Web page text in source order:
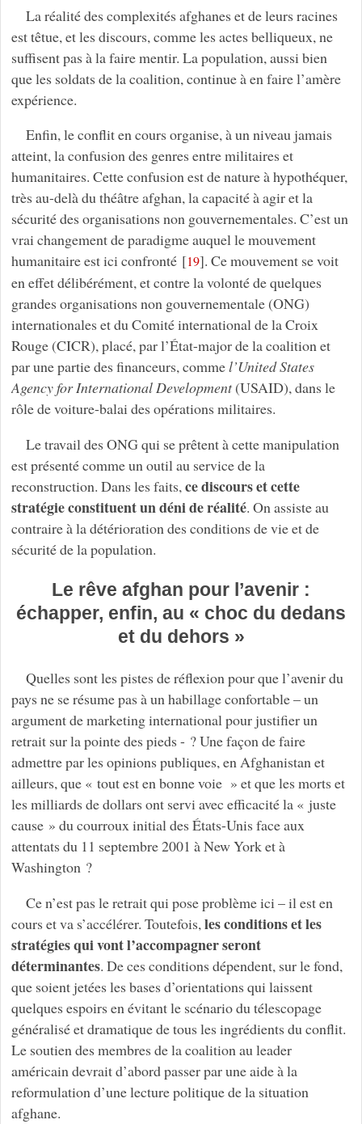
La réalité des complexités afghanes et de leurs racines
est têtue, et les discours, comme les actes belliqueux, ne
suffisent pas à la faire mentir. La population, aussi bien
que les soldats de la coalition, continue à en faire l’amère
expérience.
Enfin, le conflit en cours organise, à un niveau jamais
atteint, la confusion des genres entre militaires et
humanitaires. Cette confusion est de nature à hypothéquer,
très au-delà du théâtre afghan, la capacité à agir et la
sécurité des organisations non gouvernementales. C’est un
vrai changement de paradigme auquel le mouvement
humanitaire est ici confronté[19]. Ce mouvement se voit
en effet délibérément, et contre la volonté de quelques
grandes organisations non gouvernementale (ONG)
internationales et du Comité international de la Croix
Rouge (CICR), placé, par l’État-major de la coalition et
par une partie des financeurs, commel’United States
Agency for International Development(USAID), dans le
rôle de voiture-balai des opérations militaires.
Le travail des ONG qui se prêtent à cette manipulation
est présenté comme un outil au service de la
reconstruction. Dans les faits,ce discours et cette
stratégie constituent un déni de réalité. On assiste au
contraire à la détérioration des conditions de vie et de
sécurité de la population.
Le rêve afghan pour l’avenir :
échapper, enfin, au « choc du dedans
et du dehors »
Quelles sont les pistes de réflexion pour que l’avenir du
pays ne se résume pas à un habillage confortable – un
argument de marketing international pour justifier un
retrait sur la pointe des pieds - ? Une façon de faire
admettre par les opinions publiques, en Afghanistan et
ailleurs, que « tout est en bonne voie » et que les morts et
les milliards de dollars ont servi avec efficacité la « juste
cause » du courroux initial des États-Unis face aux
attentats du 11 septembre 2001 à New York et à
Washington ?
Ce n’est pas le retrait qui pose problème ici – il est en
cours et va s’accélérer. Toutefois,les conditions et les
stratégies qui vont l’accompagner seront
déterminantes. De ces conditions dépendent, sur le fond,
que soient jetées les bases d’orientations qui laissent
quelques espoirs en évitant le scénario du télescopage
généralisé et dramatique de tous les ingrédients du conflit.
Le soutien des membres de la coalition au leader
américain devrait d’abord passer par une aide à la
reformulation d’une lecture politique de la situation
afghane.